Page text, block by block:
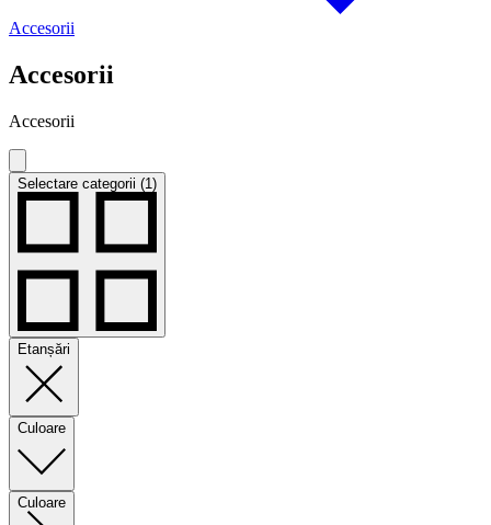
Accesorii
Accesorii
Accesorii
Selectare categorii (1)
Etanșări
Culoare
Culoare